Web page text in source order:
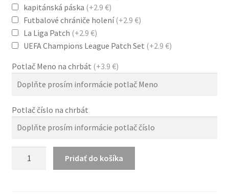
kapitánská páska (+2.9 €)
Futbalové chrániče holení(+2.9 €)
La Liga Patch (+2.9 €)
UEFA Champions League Patch Set (+2.9 €)
Potlač Meno na chrbát (+3.9 €)
Potlač číslo na chrbát
Pridať do košíka